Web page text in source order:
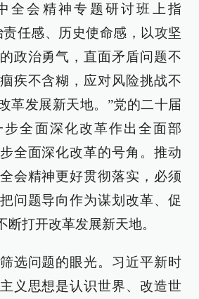
全会精神专题研讨班上指
任感、历史使命感，以攻坚
政治勇气，直面矛盾问题不
疾不含糊，应对风险挑战不
革发展新天地。”党的二十届
步全面深化改革作出全面部
全面深化改革的号角。推动
会精神更好贯彻落实，必须
问题导向作为谋划改革、促
断打开改革发展新天地。
选问题的眼光。习近平新时
义思想是认识世界、改造世